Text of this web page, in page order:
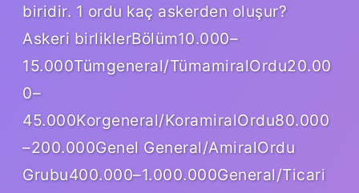
biridir. 1 ordu kaç askerden oluşur?
Askeri birliklerBölüm10.000–
15.000Tümgeneral/TümamiralOrdu20.00
0–
45.000Korgeneral/KoramiralOrdu80.000
–200.000Genel General/AmiralOrdu
Grubu400.000–1.000.000General/Ticari